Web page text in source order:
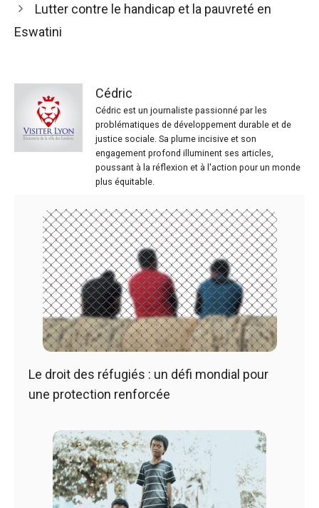
Lutter contre le handicap et la pauvreté en
Eswatini
Cédric
Cédric est un journaliste passionné par les
problématiques de développement durable et de
justice sociale. Sa plume incisive et son
engagement profond illuminent ses articles,
poussant à la réflexion et à l'action pour un monde
plus équitable.
Le droit des réfugiés : un défi mondial pour
une protection renforcée